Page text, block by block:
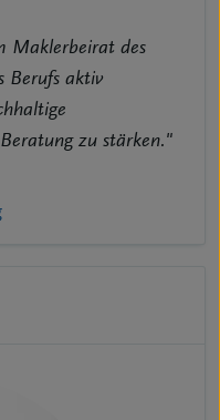
Maklerbeirat des
Berufs aktiv
zu stärken."